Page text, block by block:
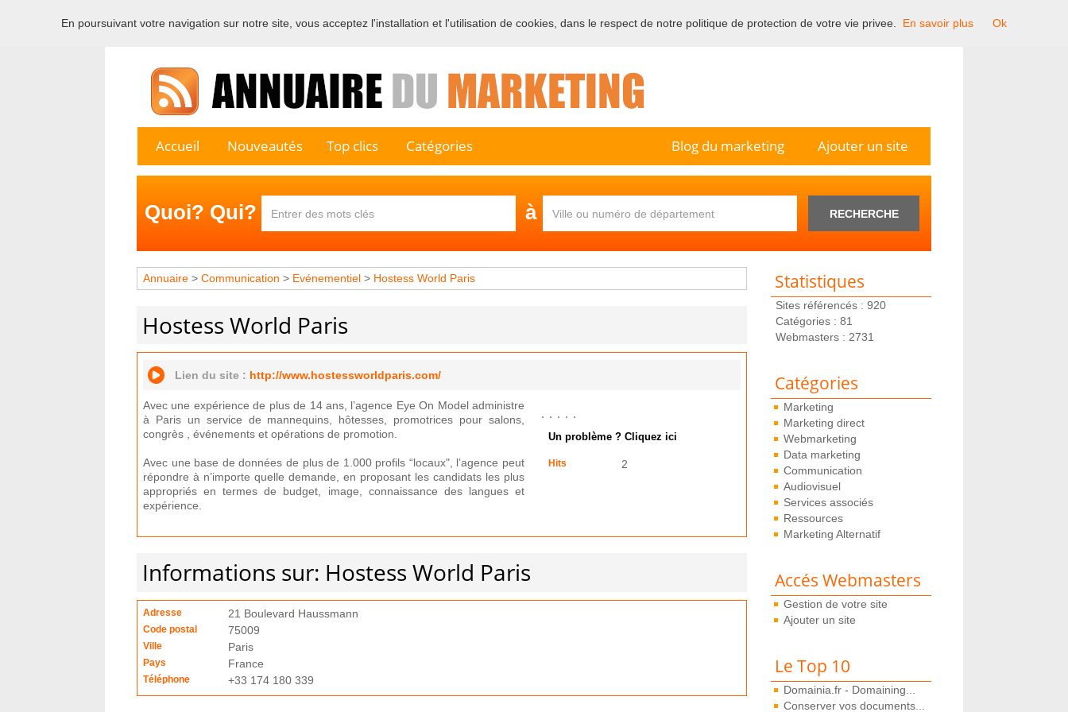
Bienvenue sur l'annuaire professionnel du marketing et de la communication en France.
Accueil Nouveautés Top clics Catégories Ajouter un site
Blog du marketing
Quoi? Qui? à RECHERCHE
Statistiques
Sites référencés : 920
Catégories : 81
Webmasters : 2731
Catégories
Marketing
Marketing direct
Webmarketing
Data marketing
Communication
Audiovisuel
Services associés
Ressources
Marketing Alternatif
Accés Webmasters
Gestion de votre site
Ajouter un site
Le Top 10
Domainia.fr - Domaining...
Conserver vos documents...
Annuaire > Communication > Evénementiel > Hostess World Paris
Hostess World Paris
Lien du site : http://www.hostessworldparis.com/
Avec une expérience de plus de 14 ans, l’agence Eye On Model administre
à Paris un service de mannequins, hôtesses, promotrices pour salons,
congrès , événements et opérations de promotion.
Avec une base de données de plus de 1.000 profils “locaux", l’agence peut
répondre à n’importe quelle demande, en proposant les candidats les plus
appropriés en termes de budget, image, connaissance des langues et
expérience.
Un problème ? Cliquez ici
Hits 2
Informations sur: Hostess World Paris
Adresse 21 Boulevard Haussmann
Code postal 75009
Ville Paris
Pays France
Téléphone +33 174 180 339
En poursuivant votre navigation sur notre site, vous acceptez l'installation et l'utilisation de cookies, dans le respect de notre politique de protection de votre vie privee. En savoir plus Ok